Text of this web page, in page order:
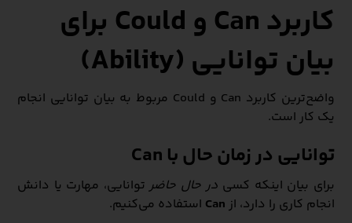
کاربرد Can و Could برای
بیان توانایی (Ability)
واضح‌ترین کاربرد Can و Could مربوط به بیان توانایی انجام
یک کار است.
توانایی در زمان حال با Can
برای بیان اینکه کسی در حال حاضرتوانایی، مهارت یا دانش
انجام کاری را دارد، از Can استفاده می‌کنیم.